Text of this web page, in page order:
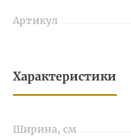
Артикул
Характеристики
Ширина, см